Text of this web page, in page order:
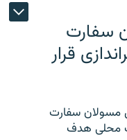
سفارت
قرار
مسولان سفارت
محلی هدف